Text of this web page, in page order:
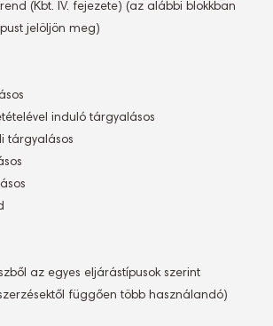
(Kbt. IV. fejezete) (az alábbi blokkban
jelöljön meg)
induló tárgyalásos
tárgyalásos
az egyes eljárástípusok szerint
függően több használandó)